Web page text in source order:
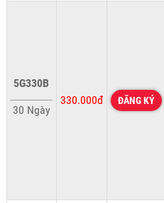
5G330B
30 Ngày
330.000đ ĐĂNG KÝ